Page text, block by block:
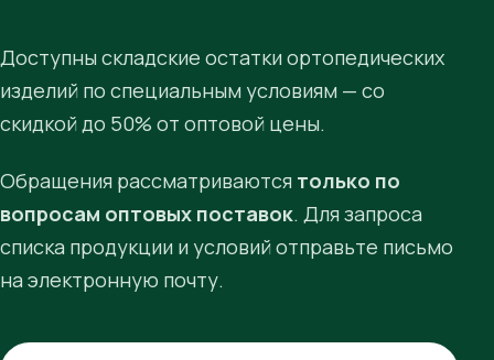
Доступны складские остатки ортопедических
изделий по специальным условиям — со
скидкой до 50% от оптовой цены.
Обращения рассматриваются только по
вопросам оптовых поставок. Для запроса
списка продукции и условий отправьте письмо
на электронную почту.